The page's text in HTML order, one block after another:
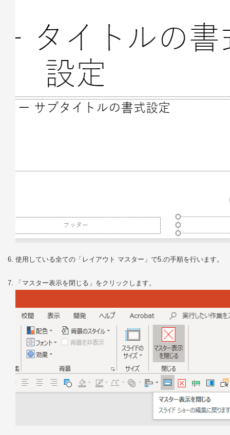
使用している全ての「レイアウト マスター」で5.の手順を行います。
「マスター表示を閉じる」をクリックします。